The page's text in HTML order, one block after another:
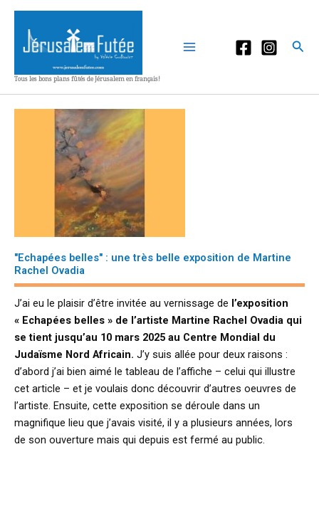
Aller
contenu
Tous les bons plans fûtés de Jérusalem en français!
"Echapées belles" : une très belle exposition de Martine
Rachel Ovadia
J’ai eu le plaisir d’être invitée au vernissage de l’exposition
« Echapées belles » de l’artiste Martine Rachel Ovadia qui
se tient jusqu’au 10 mars 2025 au Centre Mondial du
Judaïsme Nord Africain. J’y suis allée pour deux raisons :
d’abord j’ai bien aimé le tableau de l’affiche – celui qui illustre
cet article – et je voulais donc découvrir d’autres oeuvres de
l’artiste. Ensuite, cette exposition se déroule dans un
magnifique lieu que j’avais visité, il y a plusieurs années, lors
de son ouverture mais qui depuis est fermé au public.